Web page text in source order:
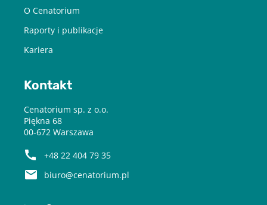
O Cenatorium
Raporty i publikacje
Kariera
Kontakt
Cenatorium sp. z o.o.
Piękna 68
00-672 Warszawa
+48 22 404 79 35
biuro@cenatorium.pl